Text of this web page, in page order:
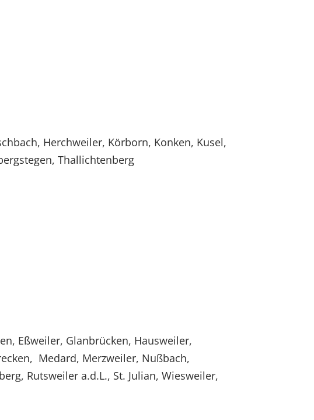
Herchweiler, Körborn, Konken, Kusel,
Thallichtenberg
Eßweiler, Glanbrücken, Hausweiler,
Medard, Merzweiler, Nußbach,
Rutsweiler a.d.L., St. Julian, Wiesweiler,